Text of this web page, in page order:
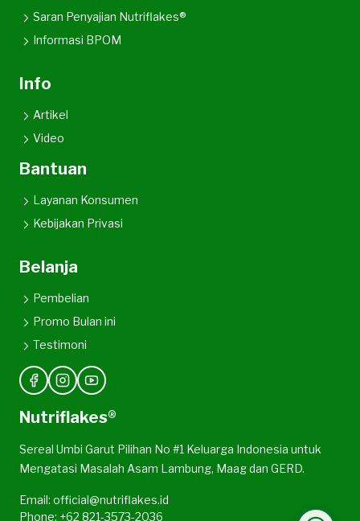
Saran Penyajian Nutriflakes®
Informasi BPOM
Info
Artikel
Video
Bantuan
Layanan Konsumen
Kebijakan Privasi
Belanja
Pembelian
Promo Bulan ini
Testimoni
Nutriflakes®
Sereal Umbi Garut Pilihan No #1 Keluarga Indonesia untuk
Mengatasi Masalah Asam Lambung, Maag dan GERD.
Email: official@nutriflakes.id
Phone: +62 821-3573-2036